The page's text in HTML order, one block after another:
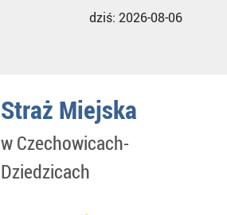
dziś: 2026-08-06
Straż Miejska
w Czechowicach-
Dziedzicach